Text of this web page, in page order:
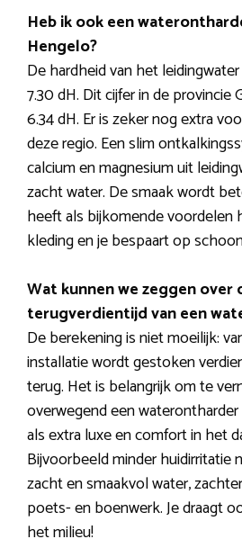
Heb ik ook een
Hengelo?
De hardheid van het
7.30 dH. Dit cijfer in de provincie
6.34 dH. Er is zeker nog extra
deze regio. Een slim
calcium en magnesium uit
zacht water. De smaak wordt
heeft als bijkomende voordelen
kleding en je bespaart op
Wat kunnen we zeggen over
terugverdientijd van een
De berekening is niet moeilijk:
installatie wordt gestoken
terug. Het is belangrijk om te
overwegend een
als extra luxe en comfort in het
Bijvoorbeeld minder huidirritatie
zacht en smaakvol water,
poets- en boenwerk. Je draagt
het milieu!